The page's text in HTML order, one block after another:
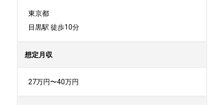
東京都
目黒駅 徒歩10分
想定月収
27万円〜40万円